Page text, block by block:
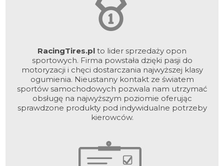
RacingTires.pl to lider sprzedaży opon
sportowych. Firma powstała dzięki pasji do
motoryzacji i chęci dostarczania najwyższej klasy
ogumienia. Nieustanny kontakt ze światem
sportów samochodowych pozwala nam utrzymać
obsługę na najwyższym poziomie oferując
sprawdzone produkty pod indywidualne potrzeby
kierowców.